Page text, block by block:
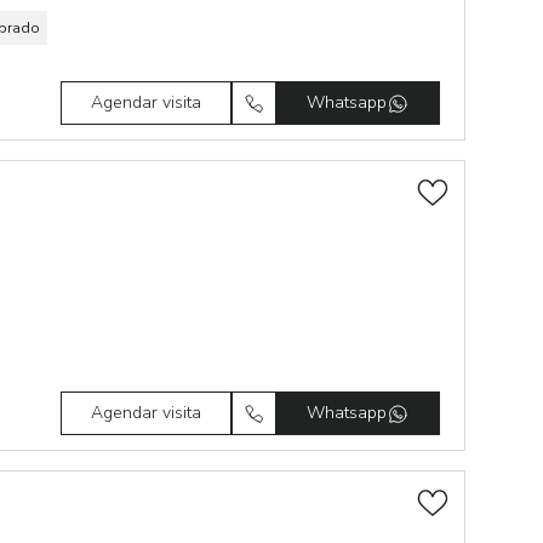
Agendar visita Whatsapp
Agendar visita Whatsapp